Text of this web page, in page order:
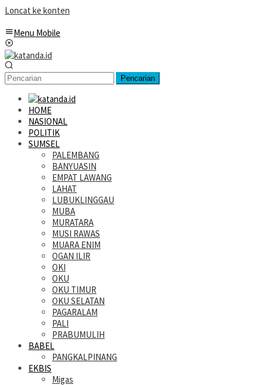
Loncat ke konten
Menu Mobile
Pencarian
HOME
NASIONAL
POLITIK
SUMSEL
PALEMBANG
BANYUASIN
EMPAT LAWANG
LAHAT
LUBUKLINGGAU
MUBA
MURATARA
MUSI RAWAS
MUARA ENIM
OGAN ILIR
OKI
OKU
OKU TIMUR
OKU SELATAN
PAGARALAM
PALI
PRABUMULIH
BABEL
PANGKALPINANG
EKBIS
Migas